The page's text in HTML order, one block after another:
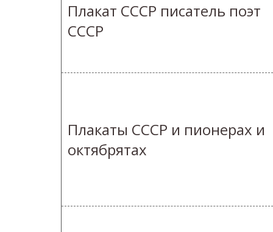
Плакат СССР писатель поэт
СССР
Плакаты СССР и пионерах и
октябрятах